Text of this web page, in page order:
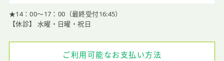
★14：00〜17：00（最終受付16:45）
【休診】 水曜・日曜・祝日
ご利用可能なお支払い方法